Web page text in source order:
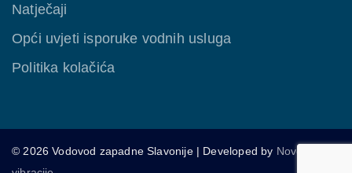
Natječaji
Opći uvjeti isporuke vodnih usluga
Politika kolačića
© 2026 Vodovod zapadne Slavonije | Developed by Nove